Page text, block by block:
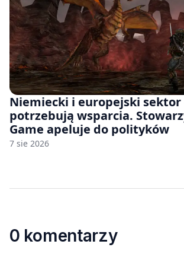
Niemiecki i europejski
potrzebują wsparcia.
Game apeluje do polityków
7 sie 2026
0 komentarzy